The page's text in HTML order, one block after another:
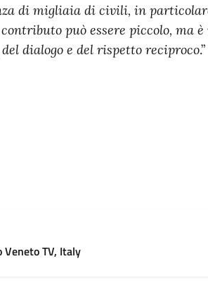
di migliaia di civili, in
può essere piccolo, ma
dialogo e del rispetto reciproco.”
TV, Italy